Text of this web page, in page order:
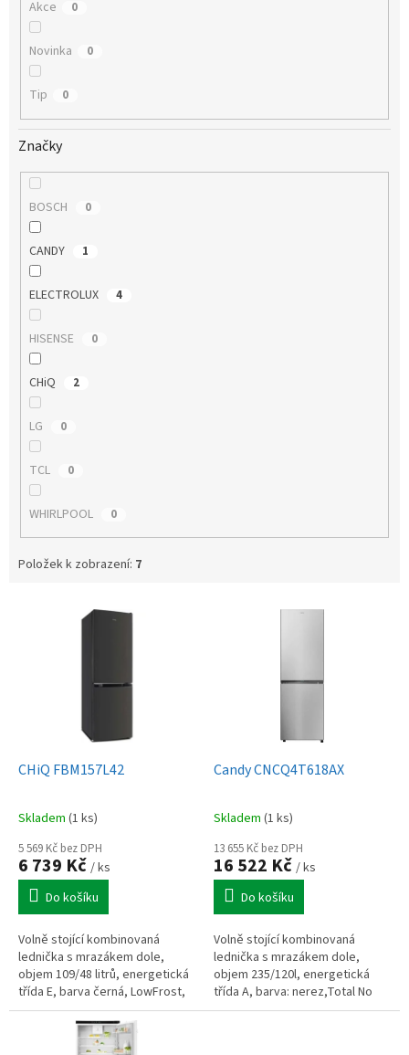
Akce 0
Novinka 0
Tip 0
Značky
BOSCH 0
CANDY 1
ELECTROLUX 4
HISENSE 0
CHiQ 2
LG 0
TCL 0
WHIRLPOOL 0
Položek k zobrazení: 7
CHiQ FBM157L42
Skladem (1 ks)
5 569 Kč bez DPH
6 739 Kč / ks
Do košíku
Volně stojící kombinovaná
lednička s mrazákem dole,
objem 109/48 litrů, energetická
třída E, barva černá, LowFrost,
LED osvlětlení, hlučnost 39 dB,
šířka 47 cm, výška 144 cm.
Candy CNCQ4T618AX
Skladem (1 ks)
13 655 Kč bez DPH
16 522 Kč / ks
Do košíku
Volně stojící kombinovaná
lednička s mrazákem dole,
objem 235/120l, energetická
třída A, barva: nerez,Total No
Frost, invertorový kompresor,